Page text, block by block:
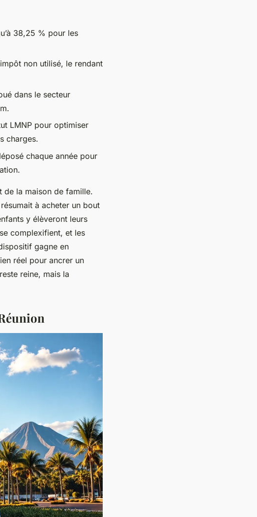
38,25 % pour les
non utilisé, le rendant
dans le secteur
LMNP pour optimiser
charges.
chaque année pour
de la maison de famille.
à acheter un bout
y élèveront leurs
complexifient, et les
gagne en
réel pour ancrer un
reine, mais la